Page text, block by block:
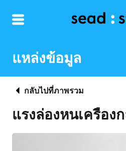
แหล่งข้อมูล
กลับไปที่ภาพรวม
แรงล่องหนเครื่อง